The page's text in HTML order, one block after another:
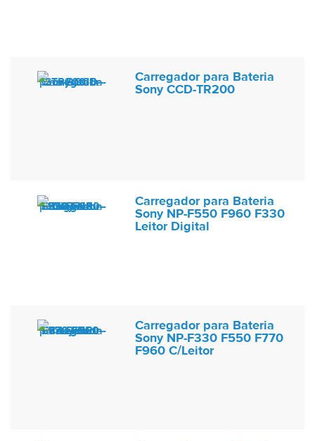
Carregador para Bateria
Sony CCD-TR200
Carregador para Bateria
Sony NP-F550 F960 F330
Leitor Digital
Carregador para Bateria
Sony NP-F330 F550 F770
F960 C/Leitor